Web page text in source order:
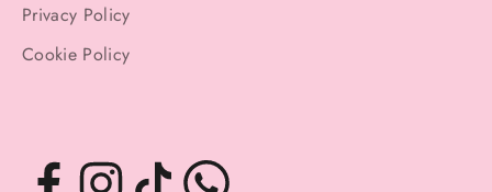
Privacy Policy
Cookie Policy